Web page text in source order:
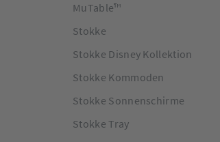
MuTable™
Stokke
Stokke Disney Kollektion
Stokke Kommoden
Stokke Sonnenschirme
Stokke Tray